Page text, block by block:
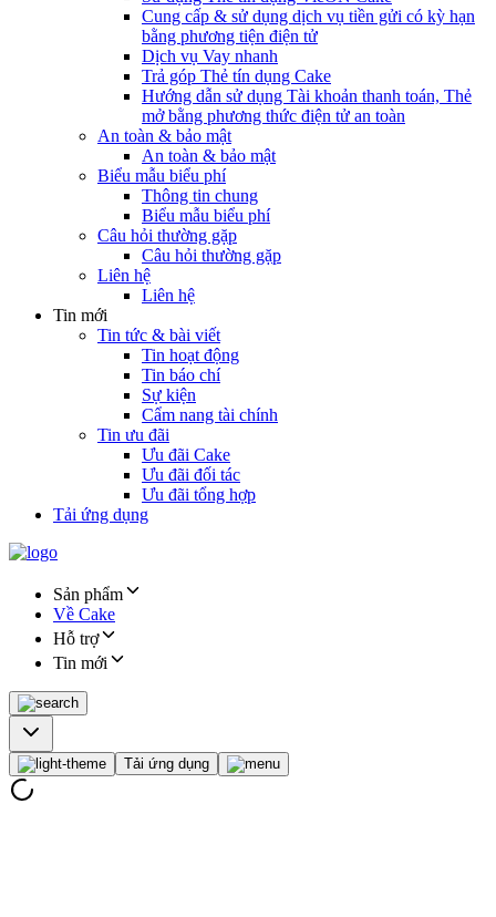
Cung cấp & sử dụng dịch vụ tiền gửi có kỳ hạn
bằng phương tiện điện tử
Dịch vụ Vay nhanh
Trả góp Thẻ tín dụng Cake
Hướng dẫn sử dụng Tài khoản thanh toán, Thẻ
mở bằng phương thức điện tử an toàn
An toàn & bảo mật
An toàn & bảo mật
Biểu mẫu biểu phí
Thông tin chung
Biểu mẫu biểu phí
Câu hỏi thường gặp
Câu hỏi thường gặp
Liên hệ
Liên hệ
Tin mới
Tin tức & bài viết
Tin hoạt động
Tin báo chí
Sự kiện
Cẩm nang tài chính
Tin ưu đãi
Ưu đãi Cake
Ưu đãi đối tác
Ưu đãi tổng hợp
Tải ứng dụng
Sản phẩm
Về Cake
Hỗ trợ
Tin mới
Tải ứng dụng